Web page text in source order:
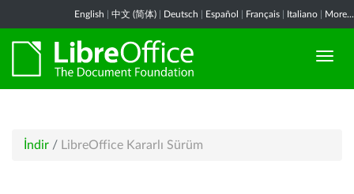
English 中文 (简体) Deutsch Español Français Italiano More...
İndir / LibreOffice Kararlı Sürüm